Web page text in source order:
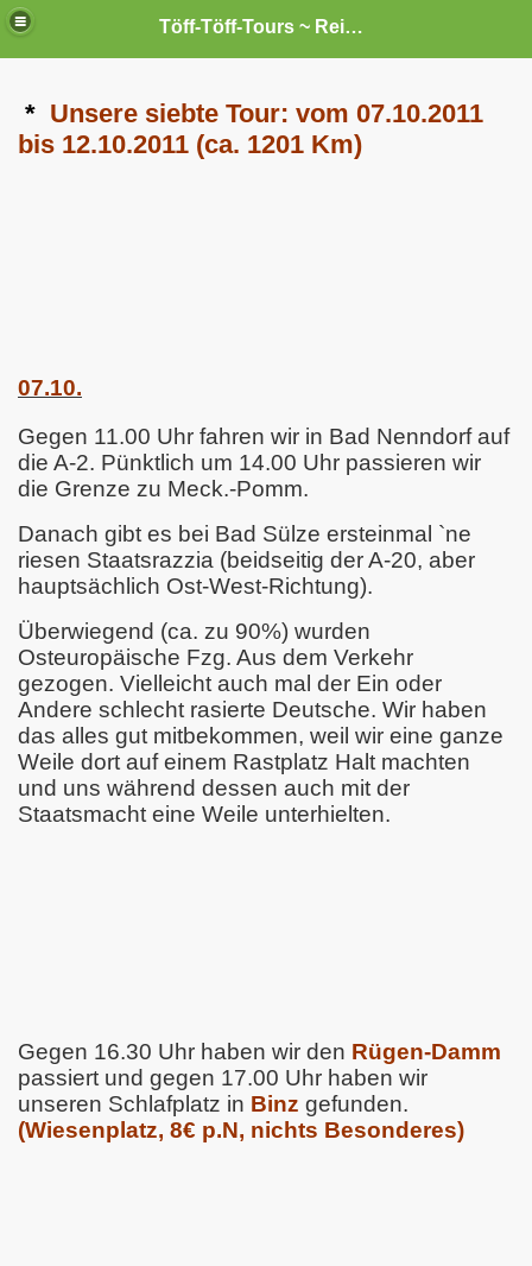
Töff-Töff-Tours ~ Reisen mit `nem Liner --- und sei`s auch nur ein "Kleiner".
* Unsere siebte Tour: vom 07.10.2011
bis 12.10.2011 (ca. 1201 Km)
07.10.
Gegen 11.00 Uhr fahren wir in Bad Nenndorf auf
die A-2. Pünktlich um 14.00 Uhr passieren wir
die Grenze zu Meck.-Pomm.
Danach gibt es bei Bad Sülze ersteinmal `ne
riesen Staatsrazzia (beidseitig der A-20, aber
hauptsächlich Ost-West-Richtung).
Überwiegend (ca. zu 90%) wurden
Osteuropäische Fzg. Aus dem Verkehr
gezogen. Vielleicht auch mal der Ein oder
Andere schlecht rasierte Deutsche. Wir haben
das alles gut mitbekommen, weil wir eine ganze
Weile dort auf einem Rastplatz Halt machten
und uns während dessen auch mit der
Staatsmacht eine Weile unterhielten.
Gegen 16.30 Uhr haben wir den Rügen-Damm
passiert und gegen 17.00 Uhr haben wir
unseren Schlafplatz in Binz gefunden.
(Wiesenplatz, 8€ p.N, nichts Besonderes)